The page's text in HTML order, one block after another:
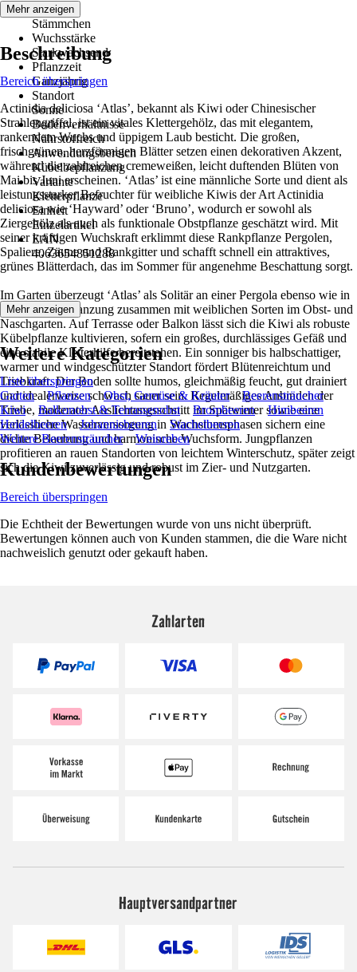
Wuchs
Stämmchen
Wuchsstärke
Starkwachsend
Pflanzzeit
Ganzjährig
Standort
Sonne
Bodenverhältnisse
Nährstoffreich
Anwendungsbereich
Kübelbepflanzung
Variante
Kletterpflanze
Einheit
Einzelartikel
EAN
4063654851288
Mehr anzeigen
Beschreibung
Bereich überspringen
Actinidia deliciosa ‘Atlas’, bekannt als Kiwi oder Chinesischer
Strahlengriffel, ist ein vitales Klettergehölz, das mit elegantem,
rankendem Wuchs und üppigem Laub besticht. Die großen,
frischgrünen, herzförmigen Blätter setzen einen dekorativen Akzent,
während die zahlreichen cremeweißen, leicht duftenden Blüten von
Mai bis Juni erscheinen. ‘Atlas’ ist eine männliche Sorte und dient als
leistungsstarker Befruchter für weibliche Kiwis der Art Actinidia
deliciosa wie ‘Hayward’ oder ‘Bruno’, wodurch er sowohl als
Ziergehölz als auch als funktionale Obstpflanze geschätzt wird. Mit
seiner kräftigen Wuchskraft erklimmt diese Rankpflanze Pergolen,
Spaliere, Zäune und Rankgitter und schafft schnell ein attraktives,
grünes Blätterdach, das im Sommer für angenehme Beschattung sorgt.
Im Garten überzeugt ‘Atlas’ als Solitär an einer Pergola ebenso wie in
der Gruppenpflanzung zusammen mit weiblichen Sorten im Obst- und
Naschgarten. Auf Terrasse oder Balkon lässt sich die Kiwi als robuste
Kübelpflanze kultivieren, sofern ein großes, durchlässiges Gefäß und
eine stabile Kletterhilfe bereitstehen. Ein sonniger bis halbschattiger,
warmer und windgeschützter Standort fördert Blütenreichtum und
Triebkraft. Der Boden sollte humos, gleichmäßig feucht, gut drainiert
und idealerweise schwach sauer sein. Regelmäßiges Anbinden der
Triebe, moderater Auslichtungsschnitt im Spätwinter sowie eine
verlässliche Wasserversorgung in Wachstumsphasen sichern eine
dichte Belaubung und harmonische Wuchsform. Jungpflanzen
profitieren an rauen Standorten von leichtem Winterschutz, später zeigt
sich die Kiwi zuverlässig und robust im Zier- und Nutzgarten.
Mehr anzeigen
Weitere Kategorien
Liste überspringen
Garten
Pflanzen Obst, Gemüse & Kräuter
Beerensträucher
Kiwi
Balkonobst & Terrassenobst Brombeeren
Himbeeren
Heidelbeeren
Johannisbeeren
Stachelbeeren
Weitere Beerensträucher
Weinreben
Kundenbewertungen
Bereich überspringen
Die Echtheit der Bewertungen wurde von uns nicht überprüft.
Bewertungen können auch von Kunden stammen, die die Ware nicht
nachweislich genutzt oder gekauft haben.
Zahlarten
Hauptversandpartner